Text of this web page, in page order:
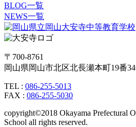
BLOG一覧
NEWS一覧
〒700-8761
岡山県岡山市北区北長瀬本町19番
TEL : 086-255-5013
FAX : 086-255-5030
copyright©2018 Okayama Prefectural
School all rights reserved.